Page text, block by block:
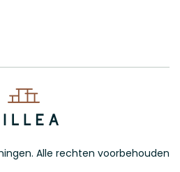
Alle rechten voorbehouden